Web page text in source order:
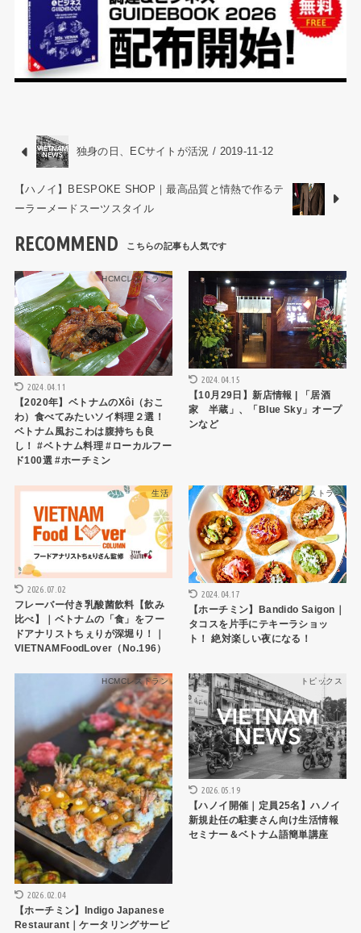
独身の日、ECサイトが活況 / 2019-11-12
【ハノイ】BESPOKE SHOP｜最高品質と情熱で作るテ
ーラーメードスーツスタイル
RECOMMEND
HCMCレストラン
2024.04.11
【2020年】ベトナムのXôi（おこ
わ）食べてみたいソイ料理２選！
ベトナム風おこわは腹持ちも良
し！ #ベトナム料理 #ローカルフー
ド100選 #ホーチミン
生活
2024.04.15
【10月29日】新店情報 | 「居酒
家 半蔵」、「Blue Sky」オープ
ンなど
生活
2026.07.02
フレーバー付き乳酸菌飲料【飲み
比べ】｜ベトナムの「食」をフー
ドアナリストちぇりが深堀り！｜
VIETNAMFoodLover（No.196）
HCMCレストラン
2024.04.17
【ホーチミン】Bandido Saigon｜
タコスを片手にテキーラショッ
ト！ 絶対楽しい夜になる！
HCMCレストラン
2026.02.04
【ホーチミン】Indigo Japanese
Restaurant｜ケータリングサービ
トピックス
2026.05.19
【ハノイ開催｜定員25名】ハノイ
新規赴任の駐妻さん向け生活情報
セミナー＆ベトナム語簡単講座